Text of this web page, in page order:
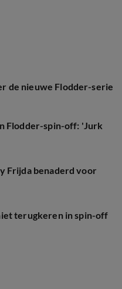
de nieuwe Flodder-serie
Flodder-spin-off: 'Jurk
Frijda benaderd voor
terugkeren in spin-off